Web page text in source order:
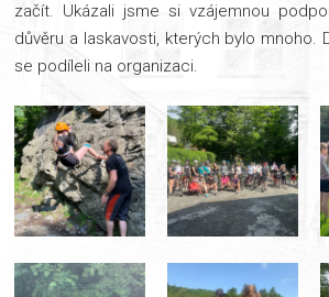
začít. Ukázali jsme si vzájemnou
důvěru a laskavosti, kterých bylo mnoho.
se podíleli na organizaci.